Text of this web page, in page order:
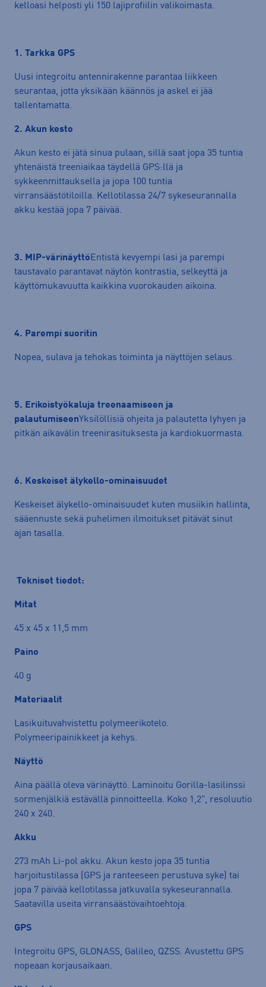
kelloasi helposti yli 150 lajiprofiilin valikoimasta.
1. Tarkka GPS
Uusi integroitu antennirakenne parantaa liikkeen
seurantaa, jotta yksikään käännös ja askel ei jää
tallentamatta.
2. Akun kesto
Akun kesto ei jätä sinua pulaan, sillä saat jopa 35 tuntia
yhtenäistä treeniaikaa täydellä GPS:llä ja
sykkeenmittauksella ja jopa 100 tuntia
virransäästötiloilla. Kellotilassa 24/7 sykeseurannalla
akku kestää jopa 7 päivää.
3. MIP-värinäyttö Entistä kevyempi lasi ja parempi
taustavalo parantavat näytön kontrastia, selkeyttä ja
käyttömukavuutta kaikkina vuorokauden aikoina.
4. Parempi suoritin
Nopea, sulava ja tehokas toiminta ja näyttöjen selaus.
5. Erikoistyökaluja treenaamiseen ja
palautumiseenYksilöllisiä ohjeita ja palautetta lyhyen ja
pitkän aikavälin treenirasituksesta ja kardiokuormasta.
6. Keskeiset älykello-ominaisuudet
Keskeiset älykello-ominaisuudet kuten musiikin hallinta,
sääennuste sekä puhelimen ilmoitukset pitävät sinut
ajan tasalla.
Tekniset tiedot:
Mitat
45 x 45 x 11,5 mm
Paino
40 g
Materiaalit
Lasikuituvahvistettu polymeerikotelo.
Polymeeripainikkeet ja kehys.
Näyttö
Aina päällä oleva värinäyttö. Laminoitu Gorilla-lasilinssi
sormenjälkiä estävällä pinnoitteella. Koko 1,2”, resoluutio
240 x 240.
Akku
273 mAh Li-pol akku. Akun kesto jopa 35 tuntia
harjoitustilassa (GPS ja ranteeseen perustuva syke) tai
jopa 7 päivää kellotilassa jatkuvalla sykeseurannalla.
Saatavilla useita virransäästövaihtoehtoja.
GPS
Integroitu GPS, GLONASS, Galileo, QZSS. Avustettu GPS
nopeaan korjausaikaan.